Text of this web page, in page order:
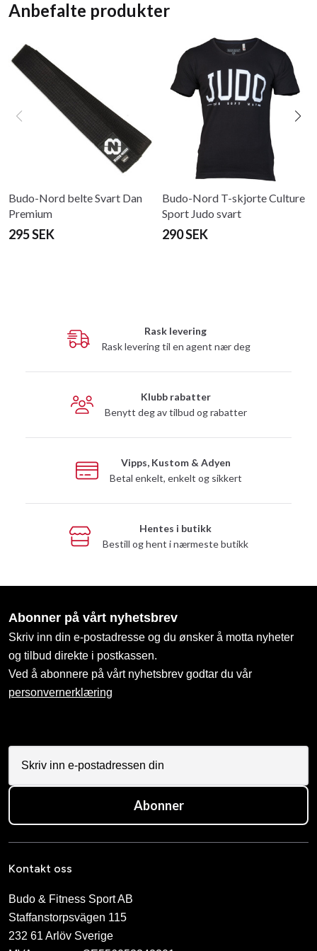
Anbefalte produkter
Budo-Nord belte Svart Dan
Premium
295 SEK
Budo-Nord T-skjorte Culture
Sport Judo svart
290 SEK
Rask levering
Rask levering til en agent nær deg
Klubb rabatter
Benytt deg av tilbud og rabatter
Vipps, Kustom & Adyen
Betal enkelt, enkelt og sikkert
Hentes i butikk
Bestill og hent i nærmeste butikk
Abonner på vårt nyhetsbrev
Skriv inn din e-postadresse og du ønsker å motta nyheter
og tilbud direkte i postkassen.
Ved å abonnere på vårt nyhetsbrev godtar du vår
personvernerklæring
Abonner
Kontakt oss
Budo & Fitness Sport AB
Staffanstorpsvägen 115
232 61 Arlöv Sverige